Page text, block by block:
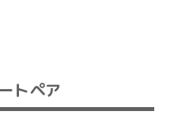
トペア